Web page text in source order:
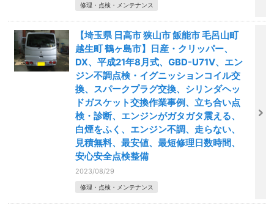
修理・点検・メンテナンス
【埼玉県 日高市 狭山市 飯能市 毛呂山町
越生町 鶴ヶ島市】日産・クリッパー、
DX、平成21年8月式、GBD-U71V、エン
ジン不調点検・イグニッションコイル交
換、スパークプラグ交換、シリンダヘッ
ドガスケット交換作業事例、立ち合い点
検・診断、エンジンがガタガタ震える、
白煙をふく、エンジン不調、走らない、
見積無料、最安値、最短修理日数時間、
安心安全点検整備
2023/08/29
修理・点検・メンテナンス